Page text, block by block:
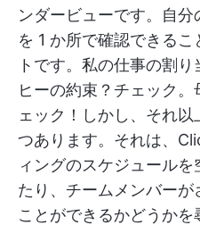
ンダービューです。自
を 1 か所で確認できる
トです。私の仕事の割
ヒーの約束？チェック
ェック！しかし、それ
つあります。それは、
ィングのスケジュール
たり、チームメンバー
ことができるかどうか